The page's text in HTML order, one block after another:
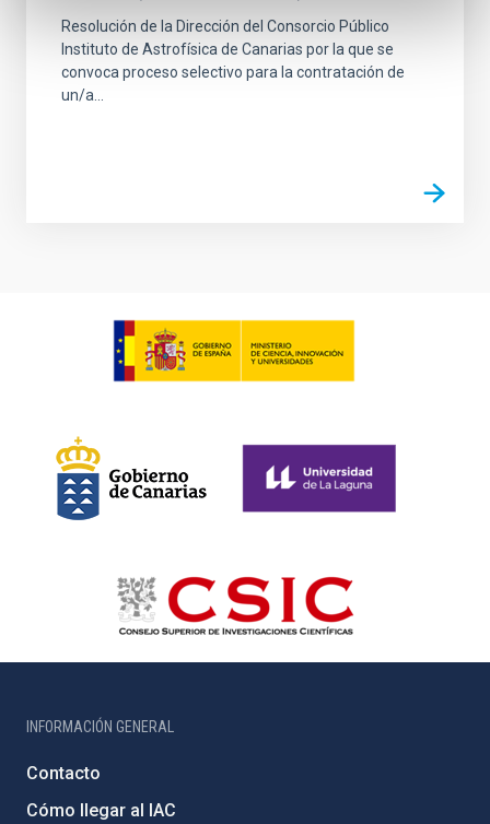
Resolución de la Dirección del Consorcio Público
Instituto de Astrofísica de Canarias por la que se
convoca proceso selectivo para la contratación de
un/a...
INFORMACIÓN GENERAL
Contacto
Cómo llegar al IAC